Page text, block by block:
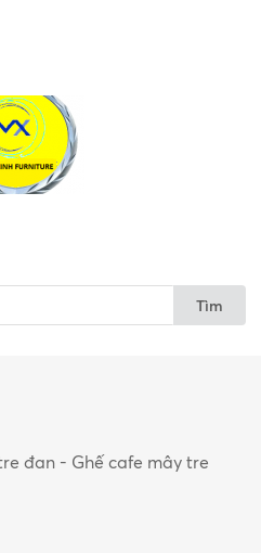
Tìm
đan - Ghế cafe mây tre